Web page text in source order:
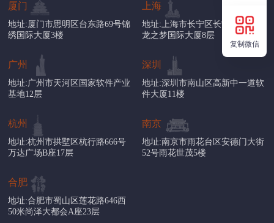
复制微信
厦门
地址:厦门市思明区台东路69号锦
绣国际大厦3楼
上海
地址:上海市长宁区长宁路1018号
龙之梦国际大厦8层
广州
地址:广州市天河区国家软件产业
基地12层
深圳
地址:深圳市南山区高新中一道软
件大厦11楼
杭州
地址:杭州市拱墅区杭行路666号
万达广场B座17层
南京
地址:南京市雨花台区安德门大街
52号雨花世茂5楼
合肥
地址:合肥市蜀山区莲花路646西
50米尚泽大都会A座23层